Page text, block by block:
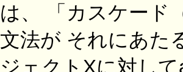
は、 「カスケード
文法が それにあた
ジェクトXに対し